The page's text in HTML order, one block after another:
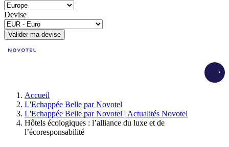
Devise
Valider ma devise
Accueil
L'Echappée Belle par Novotel
L'Echappée Belle par Novotel | Actualités Novotel
Hôtels écologiques : l’alliance du luxe et de
l’écoresponsabilité